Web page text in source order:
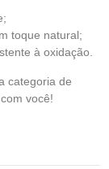
toque natural;
à oxidação.
categoria de
você!